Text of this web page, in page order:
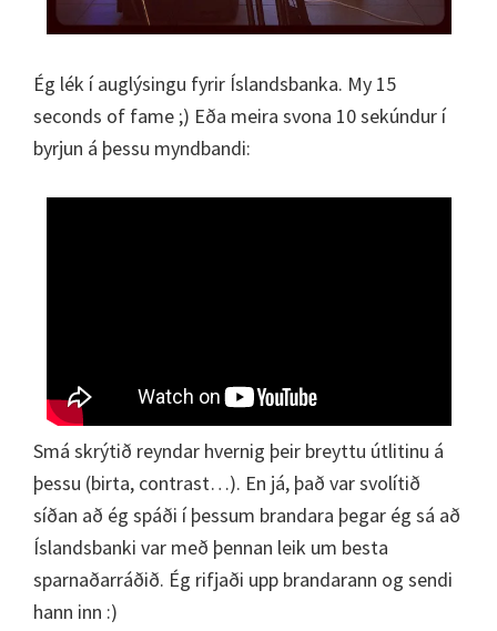
Ég lék í auglýsingu fyrir Íslandsbanka. My 15
seconds of fame ;) Eða meira svona 10 sekúndur í
byrjun á þessu myndbandi:
Smá skrýtið reyndar hvernig þeir breyttu útlitinu á
þessu (birta, contrast…). En já, það var svolítið
síðan að ég spáði í þessum brandara þegar ég sá að
Íslandsbanki var með þennan leik um besta
sparnaðarráðið. Ég rifjaði upp brandarann og sendi
hann inn :)